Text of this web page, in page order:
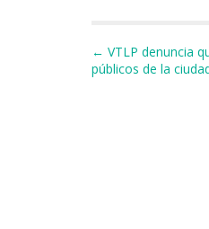
b
o
Navegación de
← VTLP denuncia
públicos de la